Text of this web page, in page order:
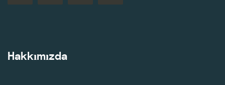
Hakkımızda